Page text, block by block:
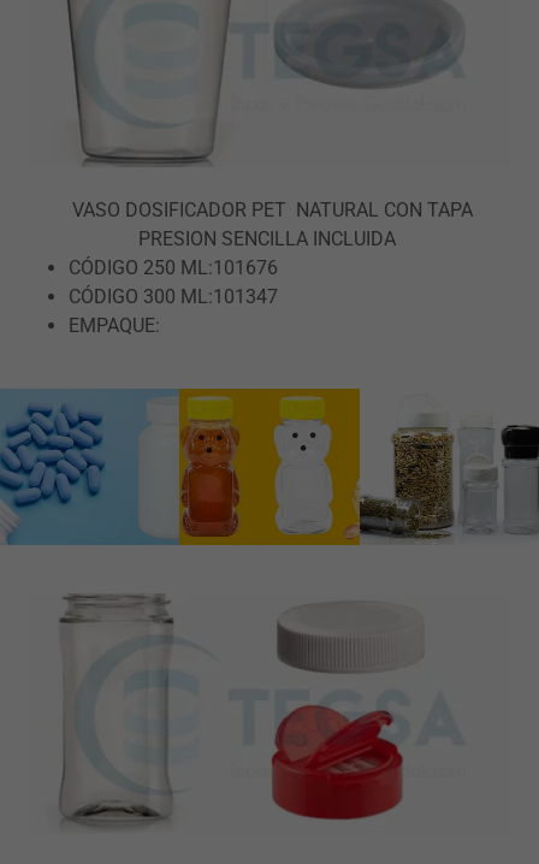
VASO DOSIFICADOR PET NATURAL CON TAPA
PRESION SENCILLA INCLUIDA
CÓDIGO 250 ML:101676
CÓDIGO 300 ML:101347
EMPAQUE: